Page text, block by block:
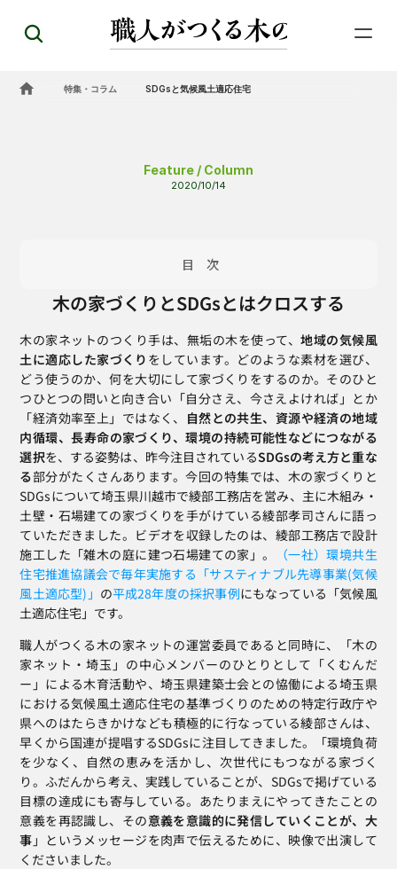
特集・コラム SDGsと気候風土適応住宅
Feature / Column
2020/10/14
目次
木の家づくりとSDGsとはクロスする
木の家ネットのつくり手は、無垢の木を使って、地域の気候風
土に適応した家づくり をしています。どのような素材を選び、
どう使うのか、何を大切にして家づくりをするのか。そのひと
つひとつの問いと向き合い「自分さえ、今さえよければ」とか
「経済効率至上」ではなく、 自然との共生、資源や経済の地域
内循環、長寿命の家づくり、環境の持続可能性などにつながる
選択を、する姿勢は、昨今注目されているSDGsの考え方と重な
る部分がたくさんあります。今回の特集では、木の家づくりと
SDGsについて埼玉県川越市で綾部工務店を営み、主に木組み・
土壁・石場建ての家づくりを手がけている綾部孝司さんに語っ
ていただきました。ビデオを収録したのは、綾部工務店で設計
施工した「雑木の庭に建つ石場建ての家」。
（一社）環境共生
住宅推進協議会で毎年実施する「サスティナブル先導事業(気候
風土適応型)」 の平成28年度の採択事例にもなっている「気候風
土適応住宅」です。
職人がつくる木の家ネットの運営委員であると同時に、「木の
家ネット・埼玉」の中心メンバーのひとりとして「くむんだ
ー」による木育活動や、埼玉県建築士会との恊働による埼玉県
における気候風土適応住宅の基準づくりのための特定行政庁や
県へのはたらきかけなども積極的に行なっている綾部さんは、
早くから国連が提唱するSDGsに注目してきました。「環境負荷
を少なく、自然の恵みを活かし、次世代にもつながる家づく
り。ふだんから考え、実践していることが、SDGsで掲げている
目標の達成にも寄与している。あたりまえにやってきたことの
意義を再認識し、その意義を意識的に発信していくことが、大
事 」というメッセージを肉声で伝えるために、映像で出演して
くださいました。